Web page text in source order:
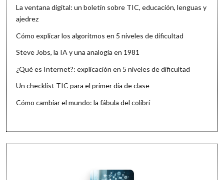
La ventana digital: un boletín sobre TIC, educación, lenguas y
ajedrez
Cómo explicar los algoritmos en 5 niveles de dificultad
Steve Jobs, la IA y una analogía en 1981
¿Qué es Internet?: explicación en 5 niveles de dificultad
Un checklist TIC para el primer día de clase
Cómo cambiar el mundo: la fábula del colibrí